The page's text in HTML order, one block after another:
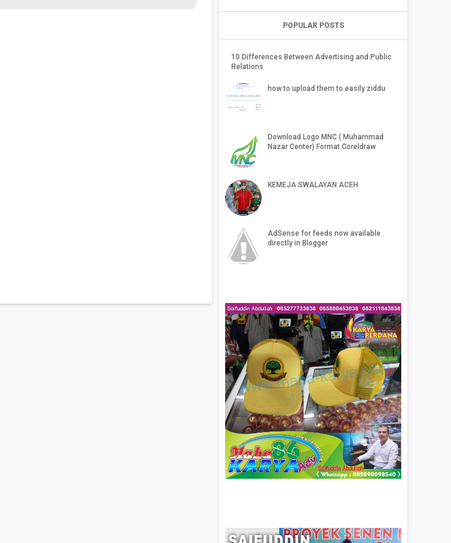
POPULAR POSTS
10 Differences Between Advertising and Public
Relations
how to upload them to easily ziddu
Download Logo MNC ( Muhammad
Nazar Center) Format Coreldraw
KEMEJA SWALAYAN ACEH
AdSense for feeds now available
directly in Blogger